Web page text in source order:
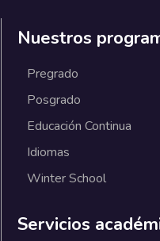
Nuestros
Pregrado
Posgrado
Educación Continua
Idiomas
Winter School
Servicios